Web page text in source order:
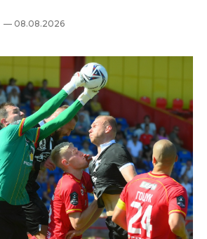
— 08.08.2026